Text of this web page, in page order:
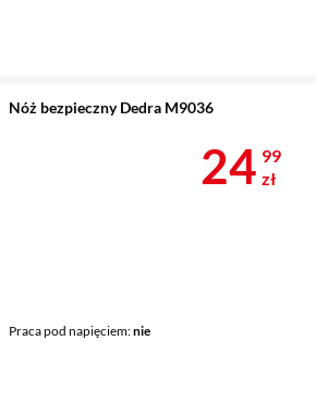
Nóż bezpieczny Dedra M9036
Praca pod napięciem nie
24 99
zł